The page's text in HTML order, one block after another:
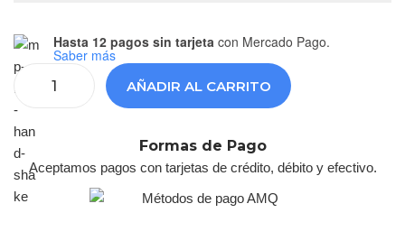
Hasta 12 pagos sin tarjetacon Mercado Pago.
Saber más
AÑADIR AL CARRITO
Formas de Pago
Aceptamos pagos con tarjetas de crédito, débito y efectivo.